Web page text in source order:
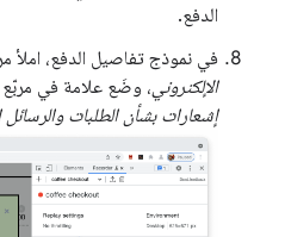
الدفع.
في نموذج تفاصيل الدفع، املأ
الإلكتروني، وضَع علامة في مربّع
إشعارات بشأن الطلبات والرسائل